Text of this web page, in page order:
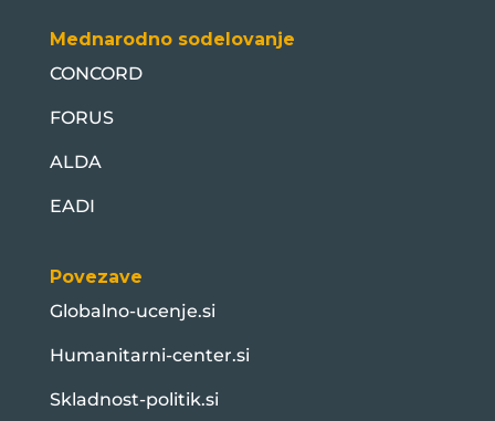
Mednarodno sodelovanje
CONCORD
FORUS
ALDA
EADI
Povezave
Globalno-ucenje.si
Humanitarni-center.si
Skladnost-politik.si